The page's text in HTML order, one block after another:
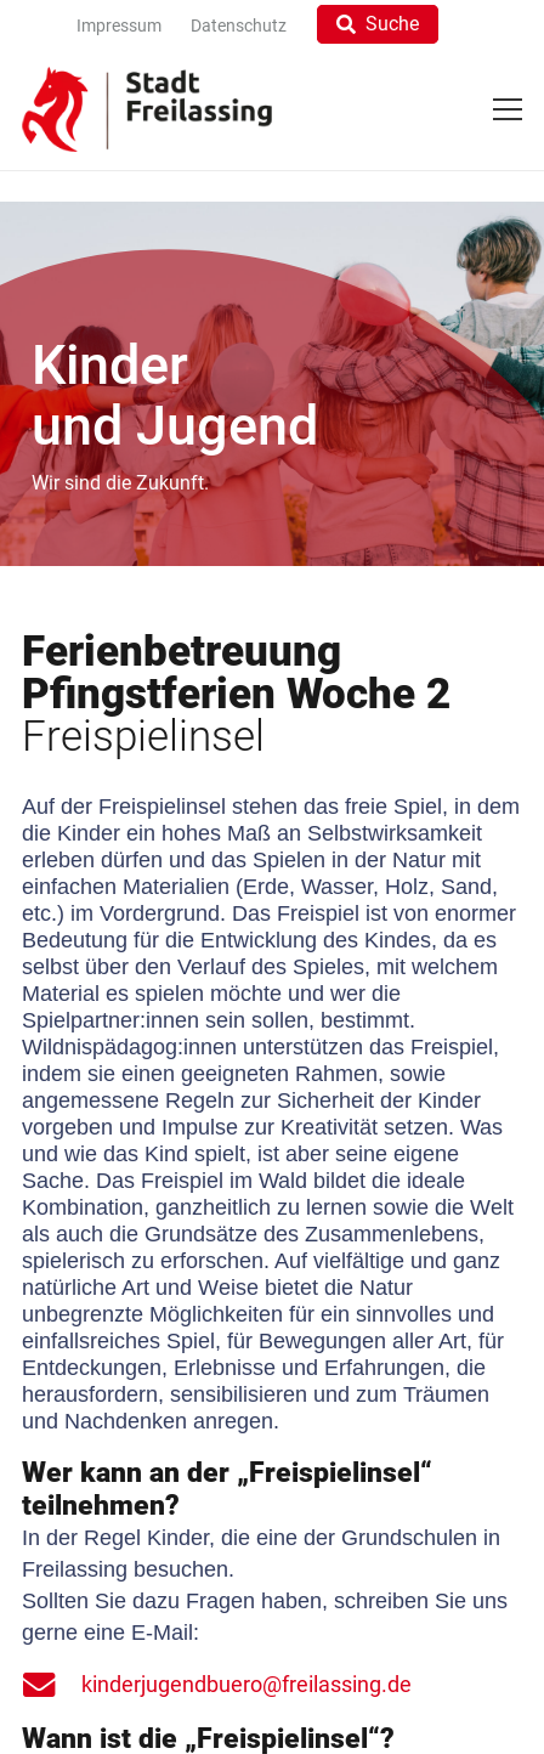
Impressum Datenschutz Suche
Kinder
und Jugend
Wir sind die Zukunft.
Ferienbetreuung
Pfingstferien Woche 2
Freispielinsel
Auf der Freispielinsel stehen das freie Spiel, in dem
die Kinder ein hohes Maß an Selbstwirksamkeit
erleben dürfen und das Spielen in der Natur mit
einfachen Materialien (Erde, Wasser, Holz, Sand,
etc.) im Vordergrund. Das Freispiel ist von enormer
Bedeutung für die Entwicklung des Kindes, da es
selbst über den Verlauf des Spieles, mit welchem
Material es spielen möchte und wer die
Spielpartner:innen sein sollen, bestimmt.
Wildnispädagog:innen unterstützen das Freispiel,
indem sie einen geeigneten Rahmen, sowie
angemessene Regeln zur Sicherheit der Kinder
vorgeben und Impulse zur Kreativität setzen. Was
und wie das Kind spielt, ist aber seine eigene
Sache. Das Freispiel im Wald bildet die ideale
Kombination, ganzheitlich zu lernen sowie die Welt
als auch die Grundsätze des Zusammenlebens,
spielerisch zu erforschen. Auf vielfältige und ganz
natürliche Art und Weise bietet die Natur
unbegrenzte Möglichkeiten für ein sinnvolles und
einfallsreiches Spiel, für Bewegungen aller Art, für
Entdeckungen, Erlebnisse und Erfahrungen, die
herausfordern, sensibilisieren und zum Träumen
und Nachdenken anregen.
Wer kann an der „Freispielinsel“
teilnehmen?
In der Regel Kinder, die eine der Grundschulen in
Freilassing besuchen.
Sollten Sie dazu Fragen haben, schreiben Sie uns
gerne eine E-Mail:
kinderjugendbuero@freilassing.de
Wann ist die „Freispielinsel“?